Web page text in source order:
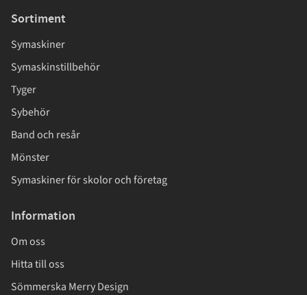
Sortiment
Symaskiner
Symaskinstillbehör
Tyger
Sybehör
Band och resår
Mönster
Symaskiner för skolor och företag
Information
Om oss
Hitta till oss
Sömmerska Merry Design